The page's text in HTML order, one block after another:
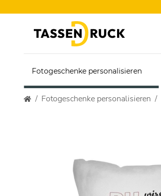
Fotogeschenke personalisieren
Fotogeschenke personalisieren